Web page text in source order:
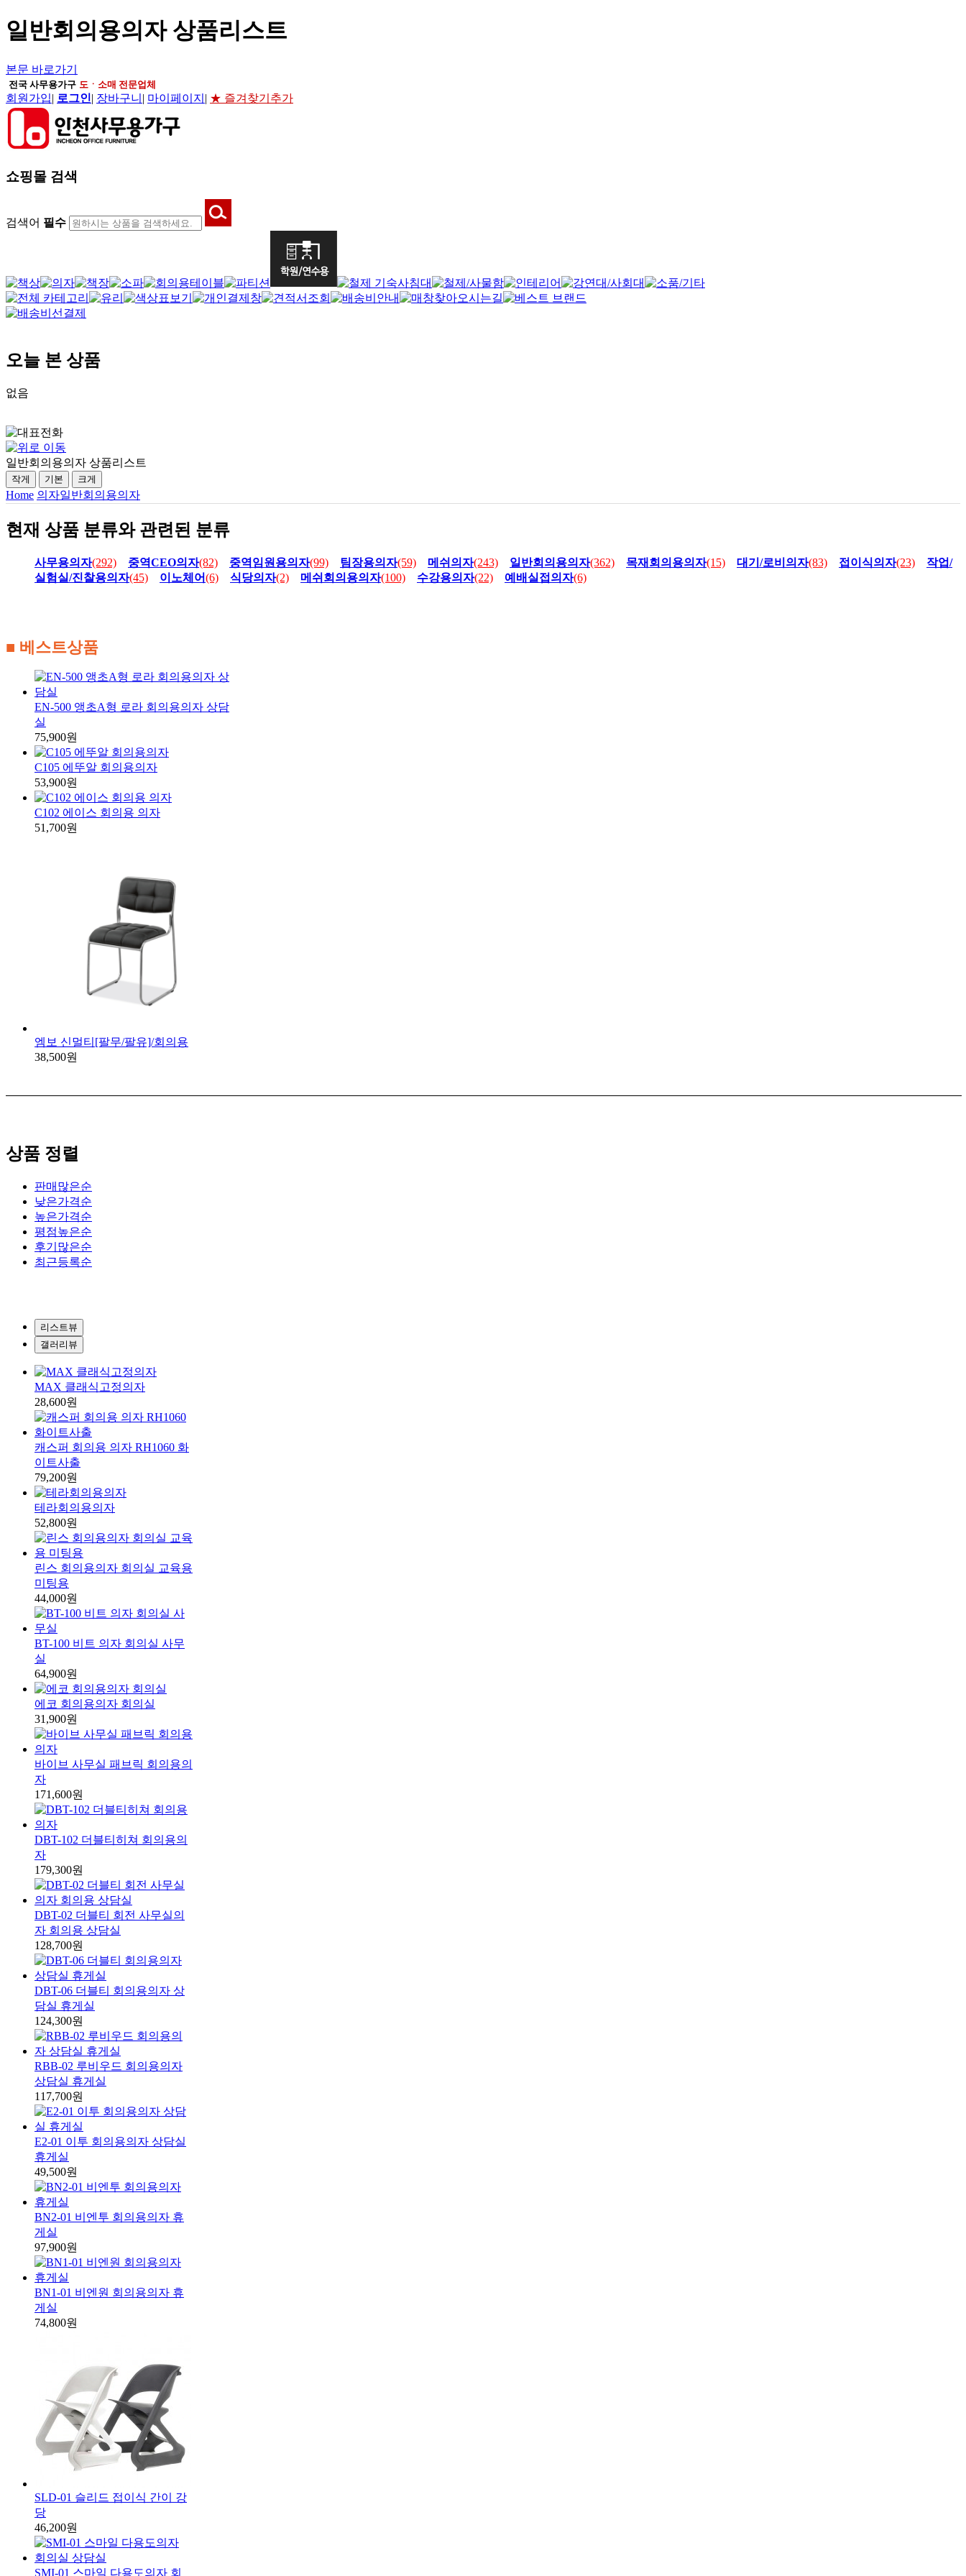
일반회의용의자 상품리스트
본문 바로가기
전국 사무용가구 도ㆍ소매 전문업체
회원가입| 로그인| 장바구니 | 마이페이지 | ★ 즐겨찾기추가
쇼핑몰 검색
검색어 필수
오늘 본 상품
없음
일반회의용의자 상품리스트
작게 기본 크게
Home 의자일반회의용의자
현재 상품 분류와 관련된 분류
사무용의자(292) 중역CEO의자(82) 중역임원용의자(99) 팀장용의자(59) 메쉬의자(243) 일반회의용의자(362) 목재회의용의자(15) 대기/로비의자(83) 접이식의자(23)
작업/
실험실/진찰용의자(45) 이노체어(6) 식당의자(2) 메쉬회의용의자(100) 수강용의자(22) 예배실접의자(6)
■ 베스트상품
EN-500 앵초A형 로라 회의용의자 상담
실
75,900원
C105 에뚜알 회의용의자
53,900원
C102 에이스 회의용 의자
51,700원
엠보 신멀티[팔무/팔유]/회의용
38,500원
상품 정렬
판매많은순
낮은가격순
높은가격순
평점높은순
후기많은순
최근등록순
리스트뷰
갤러리뷰
MAX 클래식고정의자
28,600원
캐스퍼 회의용 의자 RH1060 화
이트사출
79,200원
테라회의용의자
52,800원
린스 회의용의자 회의실 교육용
미팅용
44,000원
BT-100 비트 의자 회의실 사무
실
64,900원
에코 회의용의자 회의실
31,900원
바이브 사무실 패브릭 회의용의
자
171,600원
DBT-102 더블티히쳐 회의용의
자
179,300원
DBT-02 더블티 회전 사무실의
자 회의용 상담실
128,700원
DBT-06 더블티 회의용의자 상
담실 휴게실
124,300원
RBB-02 루비우드 회의용의자
상담실 휴게실
117,700원
E2-01 이투 회의용의자 상담실
휴게실
49,500원
BN2-01 비엔투 회의용의자 휴
게실
97,900원
BN1-01 비엔원 회의용의자 휴
게실
74,800원
SLD-01 슬리드 접이식 간이 강
당
46,200원
SMI-01 스마일 다용도의자 회